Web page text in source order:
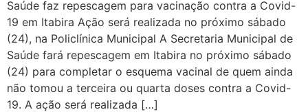
Saúde faz repescagem para vacinação contra a Covid-
19 em Itabira Ação será realizada no próximo sábado
(24), na Policlínica Municipal A Secretaria Municipal de
Saúde fará repescagem em Itabira no próximo sábado
(24) para completar o esquema vacinal de quem ainda
não tomou a terceira ou quarta doses contra a Covid-
19. A ação será realizada […]